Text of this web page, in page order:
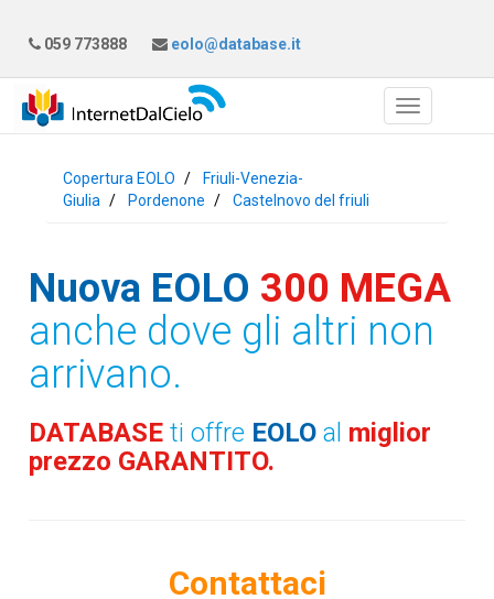
059 773888 eolo@database.it
Copertura EOLO
Friuli-Venezia-
Giulia
Pordenone Castelnovo del friuli
Nuova EOLO 300 MEGA
anche dove gli altri non
arrivano.
DATABASEti offre EOLO al miglior
prezzo GARANTITO.
Contattaci